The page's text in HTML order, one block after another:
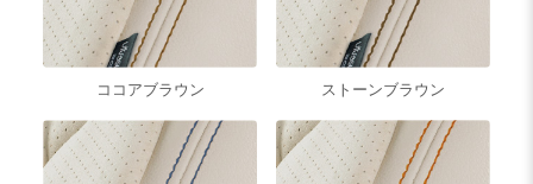
ココアブラウン ストーンブラウン